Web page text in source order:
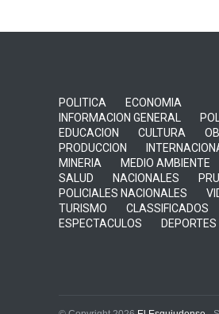
POLITICA
ECONOMIA
INFORMACION GENERAL
EDUCACION
CULTURA
PRODUCCION
MINERIA
MEDIO AMBIENTE
SALUD
NACIONALES
POLICIALES NACIONALES
TURISMO
CLASSIFICADOS
ESPECTACULOS
DEPORTES